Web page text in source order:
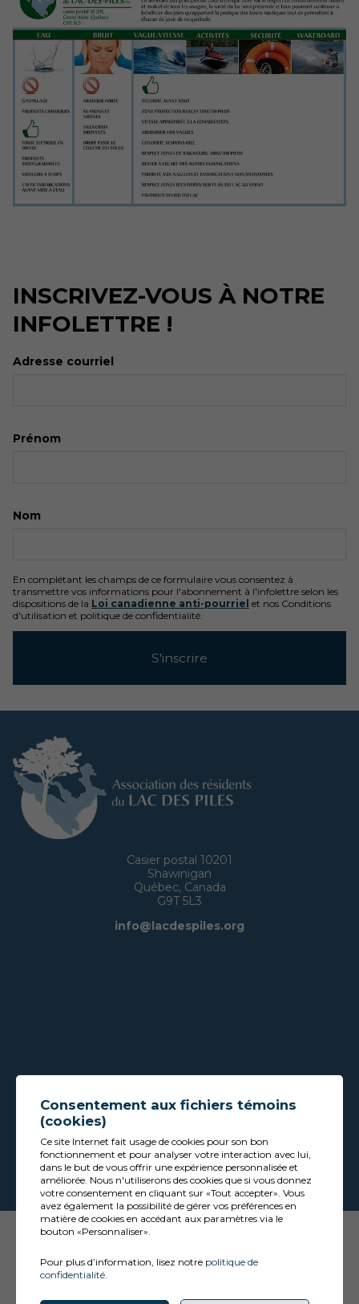
INSCRIVEZ-VOUS À NOTRE
INFOLETTRE !
Adresse courriel
Prénom
Nom
En complétant les champs de ce formulaire vous consentez à
transmettre vos informations pour l'abonnement à l'infolettre selon les
dispositions de la Loi canadienne anti-pourriel et nos Conditions
d'utilisation et politique de confidentialité.
Casier postal 10201
Shawinigan
Québec, Canada
G9T 5L3
info@lacdespiles.org
Consentement aux fichiers témoins
(cookies)
Ce site Internet fait usage de cookies pour son bon
fonctionnement et pour analyser votre interaction avec lui,
dans le but de vous offrir une expérience personnalisée et
améliorée. Nous n'utiliserons des cookies que si vous donnez
votre consentement en cliquant sur «Tout accepter». Vous
avez également la possibilité de gérer vos préférences en
matière de cookies en accédant aux paramètres via le
bouton «Personnaliser».
Pour plus d’information, lisez notre politique de
confidentialité.